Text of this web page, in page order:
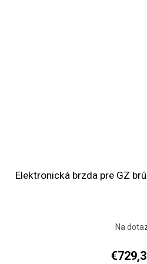
Elektronická brzda pre GZ
Na